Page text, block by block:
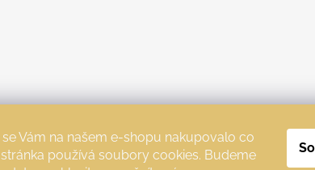
Vám na našem e-shopu nakupovalo co
používá soubory cookies. Budeme